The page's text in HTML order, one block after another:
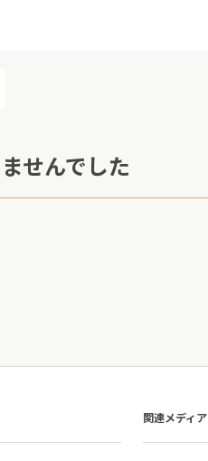
せんでした
関連メディア